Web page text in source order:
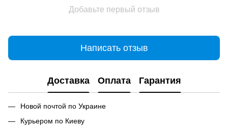
Добавьте первый отзыв
Написать отзыв
Доставка Оплата Гарантия
Новой почтой по Украине
Курьером по Киеву